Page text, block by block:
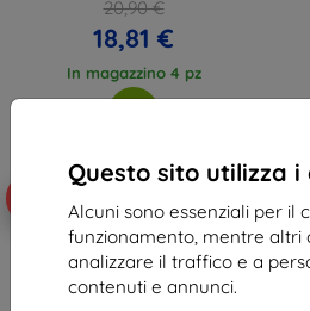
Questo sito utilizza i
Alcuni sono essenziali per il
funzionamento, mentre altri
analizzare il traffico e a
contenuti e annunci.
20,90 €
18,81 €
In magazzino 4 pz